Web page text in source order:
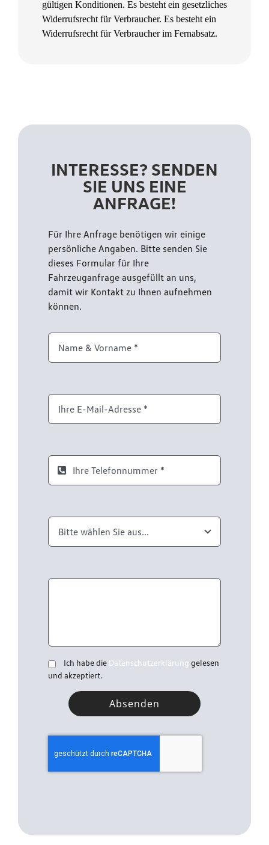
gültigen Konditionen. Es besteht ein gesetzliches
Widerrufsrecht für Verbraucher. Es besteht ein
Widerrufsrecht für Verbraucher im Fernabsatz.
INTERESSE? SENDEN
SIE UNS EINE
ANFRAGE!
Für Ihre Anfrage benötigen wir einige
persönliche Angaben. Bitte senden Sie
dieses Formular für Ihre
Fahrzeuganfrage ausgefüllt an uns,
damit wir Kontakt zu Ihnen aufnehmen
können.
Ich habe die Datenschutzerklärung gelesen
und akzeptiert.
Absenden